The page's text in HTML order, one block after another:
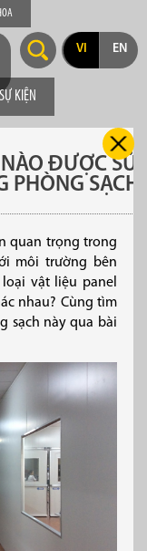
VI EN
SỰ KIỆN
ĐƯỢC SỬ
PHÒNG
quan trọng trong
môi trường bên
vật liệu panel
nhau? Cùng tìm
sạch này qua bài